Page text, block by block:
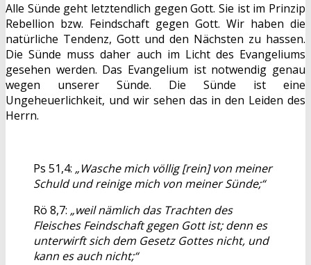
Alle Sünde geht letztendlich gegen Gott. Sie ist im Prinzip
Rebellion bzw. Feindschaft gegen Gott. Wir haben die
natürliche Tendenz, Gott und den Nächsten zu hassen.
Die Sünde muss daher auch im Licht des Evangeliums
gesehen werden. Das Evangelium ist notwendig genau
wegen unserer Sünde. Die Sünde ist eine
Ungeheuerlichkeit, und wir sehen das in den Leiden des
Herrn.
Ps 51,4: „Wasche mich völlig [rein] von meiner
Schuld und reinige mich von meiner Sünde;“
Rö 8,7: „weil nämlich das Trachten des
Fleisches Feindschaft gegen Gott ist; denn es
unterwirft sich dem Gesetz Gottes nicht, und
kann es auch nicht;“